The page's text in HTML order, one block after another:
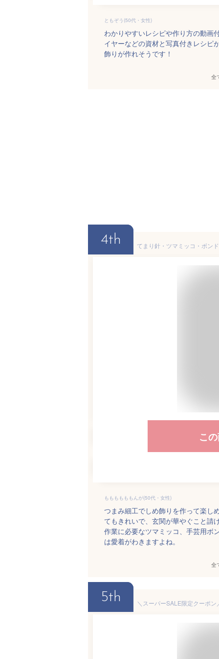
ともぞう(50代・女性)
わかりやすいレシピや作り方の動画
イヤーなどの資材と写真付きレシピ
飾りが作れそうです！
全
4th
こ
ももももももんが(50代・女性)
つまみ細工でしめ飾りを作って楽し
てもきれいで、玄関が華やぐこと請
作業に必要なツマミッコ、手芸用ボ
は愛着がわきますよね。
全
5th